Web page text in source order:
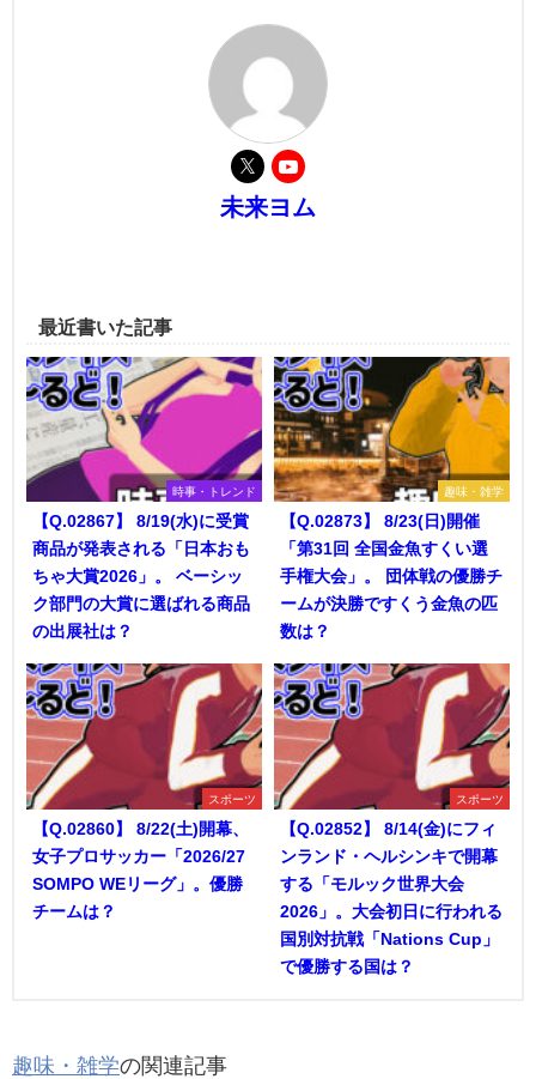
未来ヨム
最近書いた記事
時事・トレンド
【Q.02867】 8/19(水)に受賞
商品が発表される「日本おも
ちゃ大賞2026」。 ベーシッ
ク部門の大賞に選ばれる商品
の出展社は？
趣味・雑学
【Q.02873】 8/23(日)開催
「第31回 全国金魚すくい選
手権大会」。 団体戦の優勝チ
ームが決勝ですくう金魚の匹
数は？
スポーツ
【Q.02860】 8/22(土)開幕、
女子プロサッカー「2026/27
SOMPO WEリーグ」。優勝
チームは？
スポーツ
【Q.02852】 8/14(金)にフィ
ンランド・ヘルシンキで開幕
する「モルック世界大会
2026」。大会初日に行われる
国別対抗戦「Nations Cup」
で優勝する国は？
趣味・雑学の関連記事